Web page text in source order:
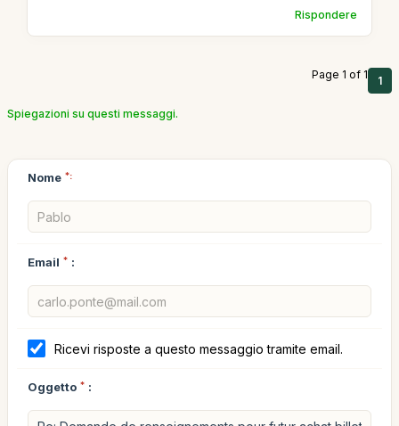
Rispondere
Page 1 of 1 1
Spiegazioni su questi messaggi.
Nome *:
Email * :
Ricevi risposte a questo messaggio tramite email.
Oggetto * :